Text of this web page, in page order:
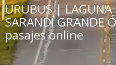
URUBUS | LAGUNA
SARANDÍ
pasajes online